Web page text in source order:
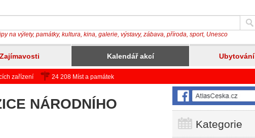
na výlety, památky, kultura, kina, galerie, výstavy, zábava, příroda, sport, Unesco
Zajímavosti Kalendář akcí Ubytování
zařízení 24 208 Míst a památek
NÁRODNÍHO
Kategorie